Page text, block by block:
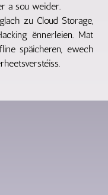
a sou weider.
zu Cloud Storage,
ënnerleien. Mat
späicheren, ewech